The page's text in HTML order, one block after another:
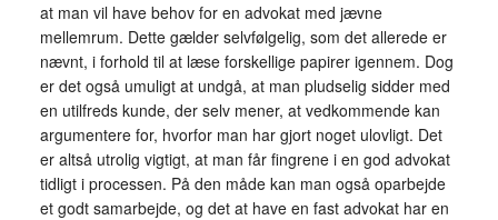
at man vil have behov for en advokat med jævne
mellemrum. Dette gælder selvfølgelig, som det allerede er
nævnt, i forhold til at læse forskellige papirer igennem. Dog
er det også umuligt at undgå, at man pludselig sidder med
en utilfreds kunde, der selv mener, at vedkommende kan
argumentere for, hvorfor man har gjort noget ulovligt. Det
er altså utrolig vigtigt, at man får fingrene i en god advokat
tidligt i processen. På den måde kan man også oparbejde
et godt samarbejde, og det at have en fast advokat har en